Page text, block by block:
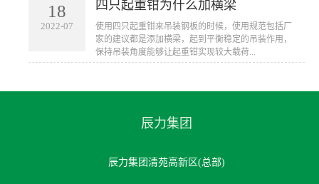
18
2022-07
四只起重钳为什么加横梁
使用四只起重钳来吊装钢板的时候，使用规范包括厂
家的建议都是添加横梁，起到平衡稳定的吊装作用，
保持吊装角度能够让起重钳实现较大载荷...
辰力集团
辰力集团清苑高新区(总部)